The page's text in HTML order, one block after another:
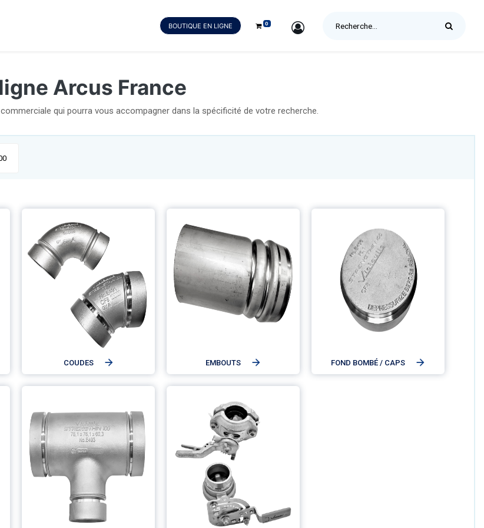
BOUTIQUE EN LIGNE 0 SIGN IN
Arcus France
qui pourra vous accompagner dans la spécificité de votre recherche.
COUDES EMBOUTS FOND BOMBÉ / CAPS